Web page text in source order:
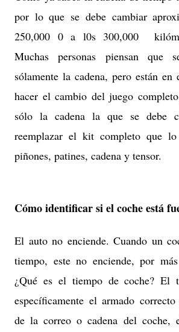
por lo que se debe cambiar
250,000 0 a l0s 300,000
Muchas personas piensan que
sólamente la cadena, pero están en
hacer el cambio del juego
sólo la cadena la que se debe
reemplazar el kit completo que
piñones, patines, cadena y tensor.
Cómo identificar si el coche está
El auto no enciende. Cuando un
tiempo, este no enciende, por
¿Qué es el tiempo de coche? El
específicamente el armado
de la correo o cadena del coche,